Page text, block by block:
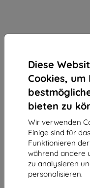
Diese
Cookies, um
bieten zu
Wir verwenden
Einige sind für
Funktionieren
während andere
zu analysieren
personalisieren.
3mk Silky Matt
Geeignet für: OnePlus
14,90 €
13,41 €